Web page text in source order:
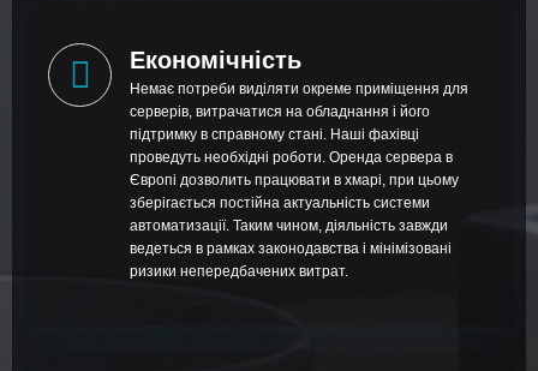
Економічність
Немає потреби виділяти окреме приміщення для
серверів, витрачатися на обладнання і його
підтримку в справному стані. Наші фахівці
проведуть необхідні роботи. Оренда сервера в
Європі дозволить працювати в хмарі, при цьому
зберігається постійна актуальність системи
автоматизації. Таким чином, діяльність завжди
ведеться в рамках законодавства і мінімізовані
ризики непередбачених витрат.